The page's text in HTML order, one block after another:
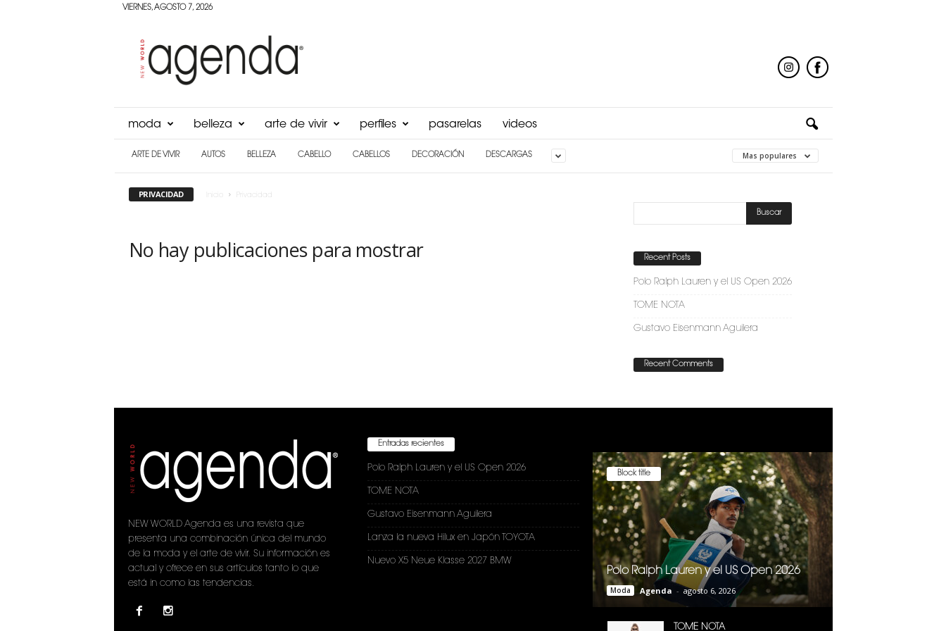
VIERNES, AGOSTO 7, 2026
Panama
moda belleza arte de vivir perfiles pasarelas videos
ARTE DE VIVIR AUTOS BELLEZA CABELLO CABELLOS DECORACIÓN DESCARGAS Mas populares
PRIVACIDAD Privacidad
No hay publicaciones para mostrar Recent Posts
Polo Ralph Lauren y el US Open 2026
TOME NOTA
Gustavo Eisenmann Aguilera
Recent Comments
NEW WORLD Agenda es una revista que
presenta una combinación única del mundo
de la moda y el arte de vivir. Su información es
actual y ofrece en sus artículos tanto lo que
está in como las tendencias.
Entradas recientes
Polo Ralph Lauren y el US Open 2026
TOME NOTA
Gustavo Eisenmann Aguilera
Lanza la nueva Hilux en Japón TOYOTA
Nuevo X5 Neue Klasse 2027 BMW
Block title
Polo Ralph Lauren y el US Open 2026
Moda Agenda - agosto 6, 2026
TOME NOTA